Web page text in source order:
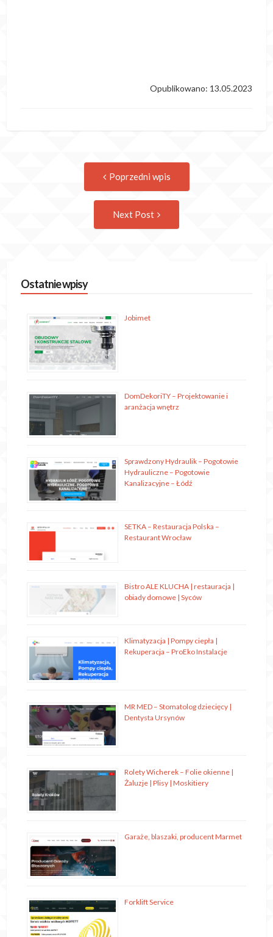
Opublikowano: 13.05.2023
navigation
Poprzedni wpis
Next Post
Ostatnie wpisy
Jobimet
DomDekoriTY – Projektowanie i
aranżacja wnętrz
Sprawdzony Hydraulik – Pogotowie
Hydrauliczne – Pogotowie
Kanalizacyjne – Łódź
SETKA – Restauracja Polska –
Restaurant Wrocław
Bistro ALE KLUCHA | restauracja |
obiady domowe | Syców
Klimatyzacja | Pompy ciepła |
Rekuperacja – ProEko Instalacje
MR MED – Stomatolog dziecięcy |
Dentysta Ursynów
Rolety Wicherek – Folie okienne |
Żaluzje | Plisy | Moskitiery
Garaże, blaszaki, producent Marmet
Forklift Service